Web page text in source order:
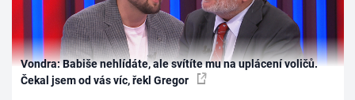
Vondra: Babiše nehlídáte, ale svítíte mu na uplácení voličů.
Čekal jsem od vás víc, řekl Gregor